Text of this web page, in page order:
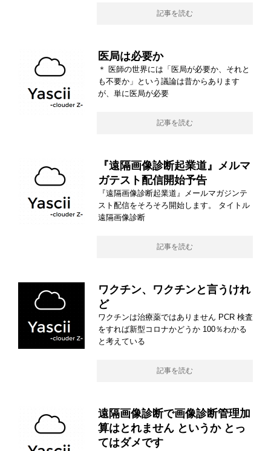
記事を読む
医局は必要か
＊ 医師の世界には「医局が必要か、それと
も不要か」という議論は昔からあります
が、単に医局が必要
記事を読む
『遠隔画像診断起業道』メルマ
ガテスト配信開始予告
『遠隔画像診断起業道』メールマガジンテ
スト配信をそろそろ開始します。 タイトル
遠隔画像診断
記事を読む
ワクチン、ワクチンと言うけれ
ど
ワクチンは治療薬ではありません PCR 検査
をすれば新型コロナかどうか 100％わかる
と考えている
記事を読む
遠隔画像診断で画像診断管理加
算はとれません というか とっ
てはダメです